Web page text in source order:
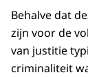
Behalve dat
zijn voor de
van justitie
criminaliteit